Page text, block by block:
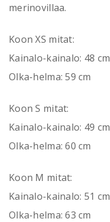
merinovillaa.
Koon XS mitat:
Kainalo-kainalo: 48 cm
Olka-helma: 59 cm
Koon S mitat:
Kainalo-kainalo: 49 cm
Olka-helma: 60 cm
Koon M mitat:
Kainalo-kainalo: 51 cm
Olka-helma: 63 cm